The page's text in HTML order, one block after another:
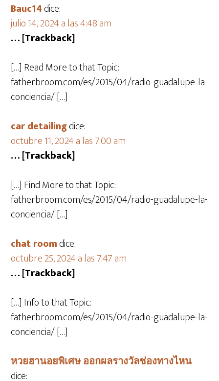
Bauc14dice:
julio 14, 2024 a las 4:48 am
… [Trackback]
[…] Read More to that Topic:
fatherbroom.com/es/2015/04/radio-guadalupe-la-
conciencia/ […]
car detailingdice:
octubre 11, 2024 a las 7:00 am
… [Trackback]
[…] Find More to that Topic:
fatherbroom.com/es/2015/04/radio-guadalupe-la-
conciencia/ […]
chat roomdice:
octubre 25, 2024 a las 7:47 am
… [Trackback]
[…] Info to that Topic:
fatherbroom.com/es/2015/04/radio-guadalupe-la-
conciencia/ […]
หวยฮานอยพิเศษ ออกผลรางวัลช่องทางไหน
dice: